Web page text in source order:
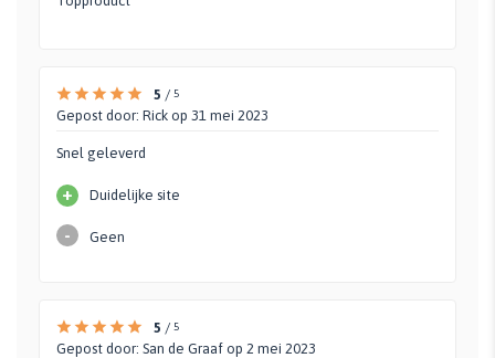
5 / 5
Gepost door: Rick op 31 mei 2023
Snel geleverd
+ Duidelijke site
- Geen
5 / 5
Gepost door: San de Graaf op 2 mei 2023